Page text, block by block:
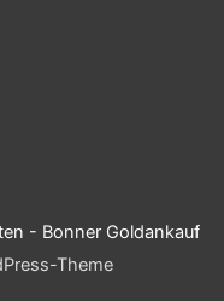
- Bonner Goldankauf
Theme